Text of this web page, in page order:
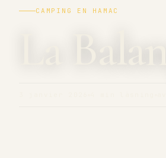
CAMPING EN HAMAC
La